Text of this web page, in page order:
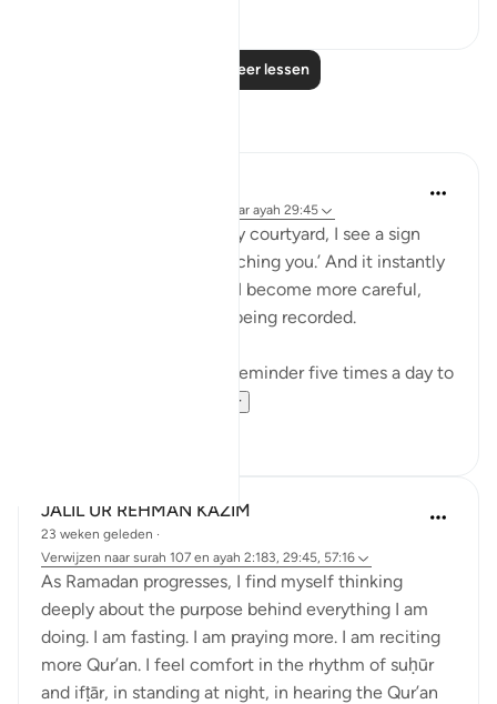
Lees meer lessen
Verwijzen naar ayah 29:45
“Every time I walk into my courtyard, I see a sign
that says: ‘Camera is watching you.’ And it instantly
changes my behavior — I become more careful,
knowing my actions are being recorded.
Similarly, salah is Allah’s reminder five times a day to
Bekijk meer
JALIL UR REHMAN KAZIM
23 weken geleden ·
Verwijzen naar surah 107 en ayah 2:183, 29:45, 57:16
As Ramadan progresses, I find myself thinking
deeply about the purpose behind everything I am
doing. I am fasting. I am praying more. I am reciting
more Qur’an. I feel comfort in the rhythm of suḥūr
and ifṭār, in standing at night, in hearing the Qur’an